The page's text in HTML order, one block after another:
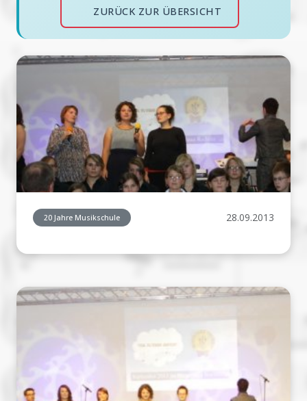
ZURÜCK ZUR ÜBERSICHT
20 Jahre Musikschule 28.09.2013